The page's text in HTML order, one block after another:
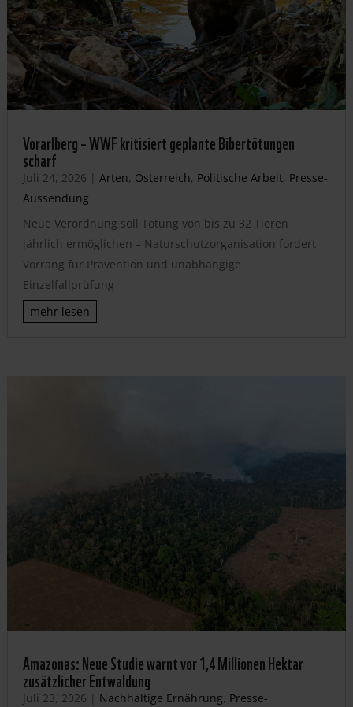
Vorarlberg – WWF kritisiert geplante Bibertötungen
scharf
Juli 24, 2026 | Arten, Österreich, Politische Arbeit, Presse-
Aussendung
Neue Verordnung soll Tötung von bis zu 32 Tieren
jährlich ermöglichen – Naturschutzorganisation fordert
Vorrang für Prävention und unabhängige
Einzelfallprüfung
mehr lesen
Amazonas: Neue Studie warnt vor 1,4 Millionen Hektar
zusätzlicher Entwaldung
Juli 23, 2026 | Nachhaltige Ernährung, Presse-